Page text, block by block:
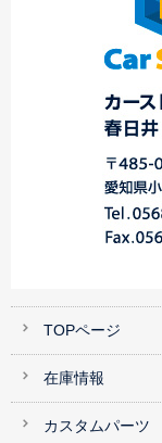
TOPページ
在庫情報
カスタムパーツ